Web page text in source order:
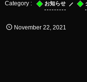
お知らせ
November 22 ,2021